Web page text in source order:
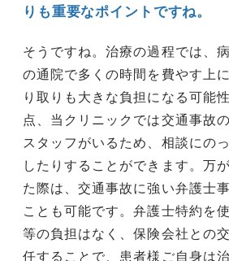
りも重要なポイントですね。
そうですね。治療の過程では、
の通院で多くの時間を費やす上
り取りも大きな負担になる可能
点、当クリニックでは交通事故
スタッフがいるため、相談にの
したりすることができます。万
た際は、交通事故に強い弁護士
ことも可能です。弁護士特約を
等の負担はなく、保険会社との
任することで、患者様ご自身は